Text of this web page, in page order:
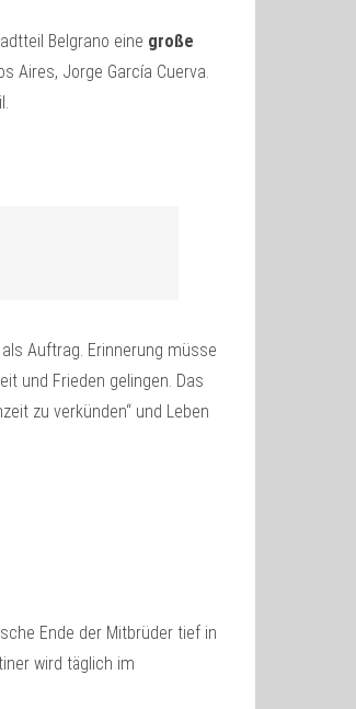
Belgrano eine große
Aires, Jorge García Cuerva.
Auftrag. Erinnerung müsse
und Frieden gelingen. Das
zu verkünden“ und Leben
Ende der Mitbrüder tief in
wird täglich im